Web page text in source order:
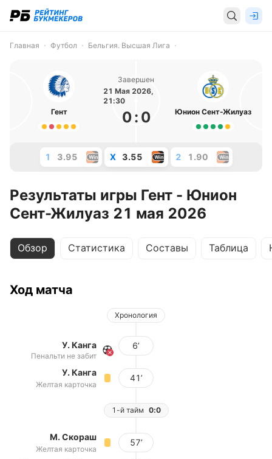
Главная Футбол Бельгия. Высшая Лига
Гент
Завершен
21 Мая 2026,
21:30
0: 0 Юнион Сент-Жилуаз
1 3.95 X 3.55 2 1.90
Результаты игры Гент - Юнион
Сент-Жилуаз 21 мая 2026
Обзор Статистика Составы Таблица
Ход матча
Хронология
У. Канга
Пенальти не забит
6’
У. Канга
Желтая карточка
41’
1-й тайм 0:0
М. Скораш
Желтая карточка
57’